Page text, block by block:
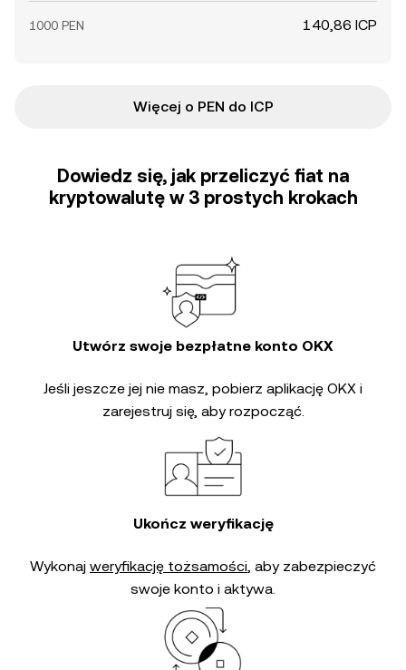
1000 PEN 140,86 ICP
Więcej o PEN do ICP
Dowiedz się, jak przeliczyć fiat na
kryptowalutę w 3 prostych krokach
Utwórz swoje bezpłatne konto OKX
Jeśli jeszcze jej nie masz, pobierz aplikację OKX i
zarejestruj się, aby rozpocząć.
Ukończ weryfikację
Wykonaj weryfikację tożsamości, aby zabezpieczyć
swoje konto i aktywa.